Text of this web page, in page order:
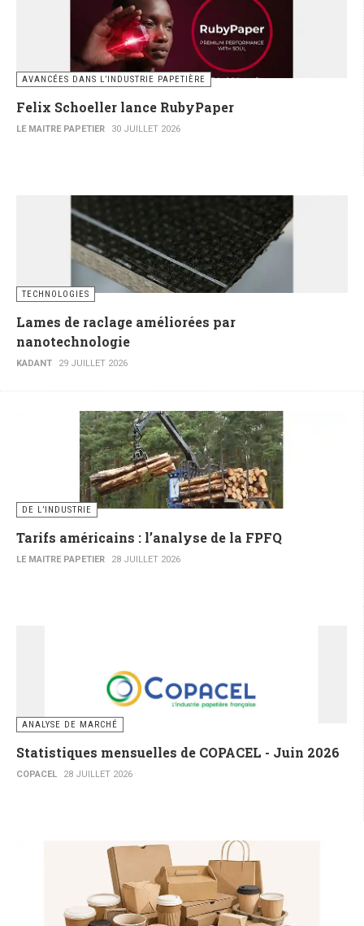
AVANCÉES DANS L’INDUSTRIE PAPETIÈRE
Felix Schoeller lance RubyPaper
LE MAITRE PAPETIER 30 JUILLET 2026
TECHNOLOGIES
Lames de raclage améliorées par
nanotechnologie
KADANT 29 JUILLET 2026
DE L’INDUSTRIE
Tarifs américains : l’analyse de la FPFQ
LE MAITRE PAPETIER 28 JUILLET 2026
ANALYSE DE MARCHÉ
Statistiques mensuelles de COPACEL - Juin 2026
COPACEL 28 JUILLET 2026